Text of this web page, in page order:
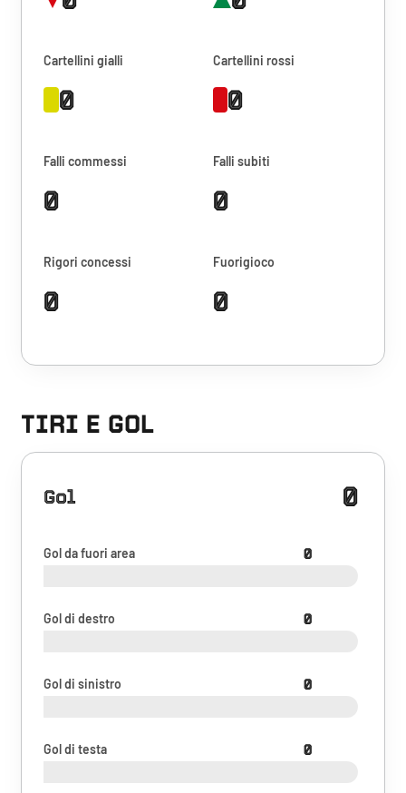
Cartellini gialli
0
Cartellini rossi
0
Falli commessi
0
Falli subiti
0
Rigori concessi
0
Fuorigioco
0
TIRI E GOL
Gol 0
Gol da fuori area 0
Gol di destro 0
Gol di sinistro 0
Gol di testa 0